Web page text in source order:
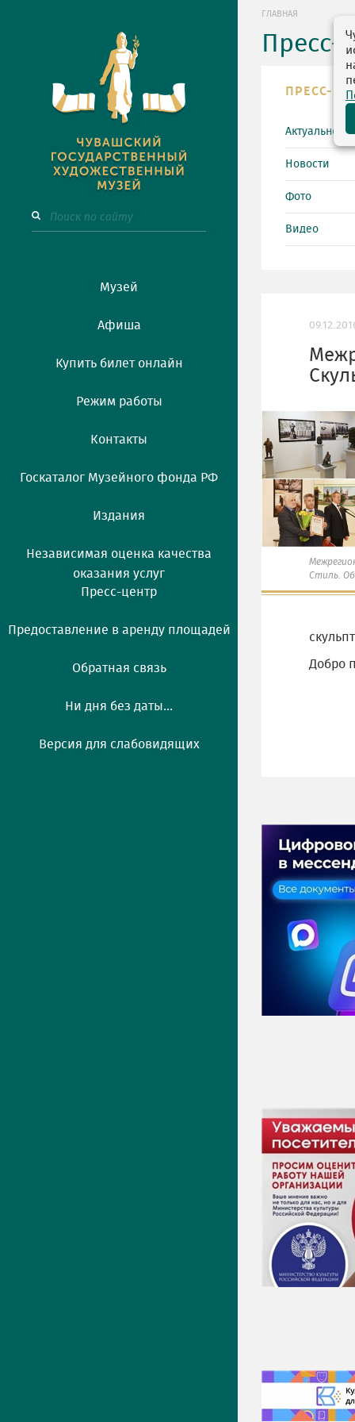
Музей
Афиша
Купить билет онлайн
Режим работы
Контакты
Госкаталог Музейного фонда РФ
Издания
Независимая оценка качества
оказания услуг
Пресс-центр
Предоставление в аренду площадей
Обратная связь
Ни дня без даты...
Версия для слабовидящих
ГЛАВНАЯ
Пресс-
ПРЕСС-
Актуально
Новости
Фото
Видео
Стиль.
Добро
ПРЕСС-ЦЕНТР
Актуально
Новости
Фото